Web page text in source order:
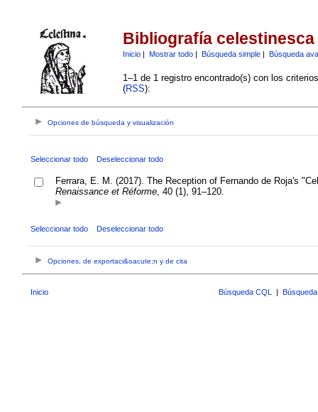
Bibliografía celestinesca
Inicio| Mostrar todo| Búsqueda simple| Búsqueda
1–1 de 1 registro encontrado(s) con los
(RSS):
Opciones de búsqueda y visualización
Seleccionar todo Deseleccionar todo
Ferrara, E. M. (2017). The Reception of Fernando de Roja's
Renaissance et Réforme, 40 (1), 91–120.
Seleccionar todo Deseleccionar todo
Opciones, de exportaci&oacute;n y de cita
Inicio Búsqueda CQL |